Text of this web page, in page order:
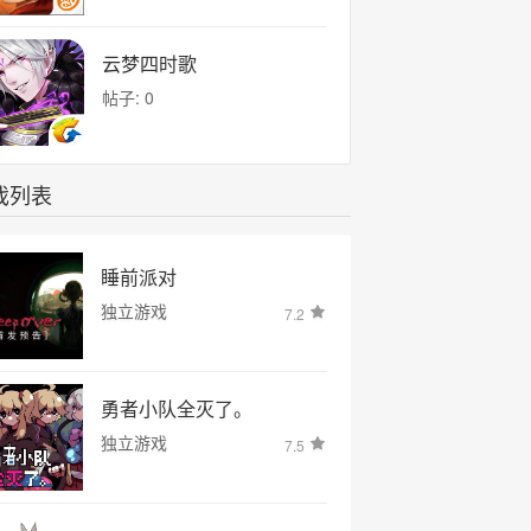
云梦四时歌
帖子: 0
列表
睡前派对
独立游戏 7.2
勇者小队全灭了。
独立游戏 7.5